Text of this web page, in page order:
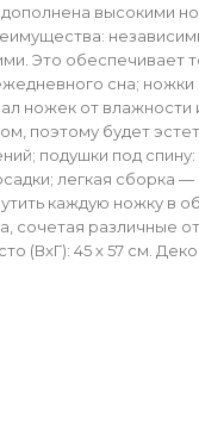
высокими
Это обеспечивает
сна; ножки
ножек от влажности
поэтому будет
подушки под
легкая сборка
каждую ножку в
сочетая различные
(ВхГ): 45 х 57 см.